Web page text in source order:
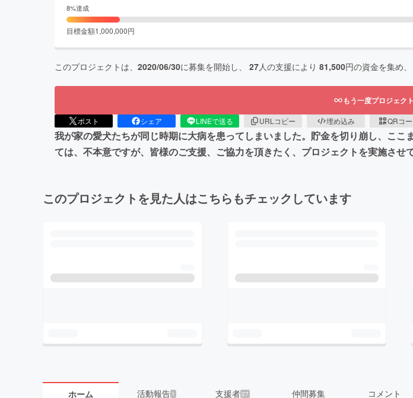
8%達成
目標金額1,000,000円
このプロジェクトは、 2020/06/30に募集を開始し、 27人の支援により 81,500円の資金を集め、
もう一度プロジェク
ポスト シェア LINEで送る URLコピー 埋め込み QRコ
我が家の愛犬たちが同じ時期に大病を患ってしまいました。貯金を切り崩し、こ
ては、不本意ですが、皆様のご支援、ご協力を頂きたく、プロジェクトを実施させ
このプロジェクトを見た人はこちらもチェックしています
ホーム 活動報告 1 支援者 27 仲間募集 コメント